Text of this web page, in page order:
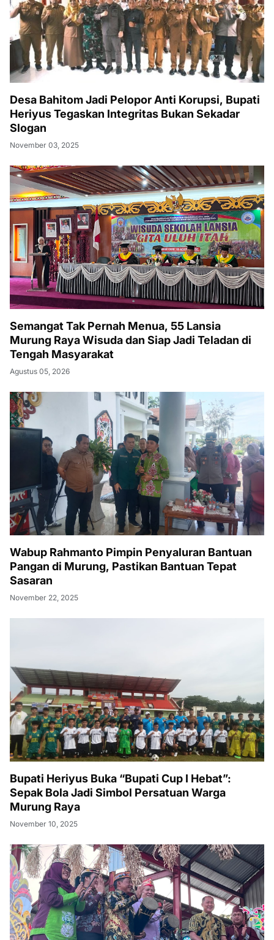
Desa Bahitom Jadi Pelopor Anti Korupsi, Bupati
Heriyus Tegaskan Integritas Bukan Sekadar
Slogan
November 03, 2025
Semangat Tak Pernah Menua, 55 Lansia
Murung Raya Wisuda dan Siap Jadi Teladan di
Tengah Masyarakat
Agustus 05, 2026
Wabup Rahmanto Pimpin Penyaluran Bantuan
Pangan di Murung, Pastikan Bantuan Tepat
Sasaran
November 22, 2025
Bupati Heriyus Buka “Bupati Cup I Hebat”:
Sepak Bola Jadi Simbol Persatuan Warga
Murung Raya
November 10, 2025